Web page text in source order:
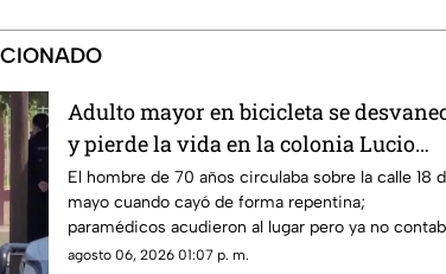
Adulto mayor en bicicleta se
y pierde la vida en la colonia Lucio
Cabañas
El hombre de 70 años circulaba sobre la calle 18
mayo cuando cayó de forma repentina;
paramédicos acudieron al lugar pero ya no
con signos vitales.
agosto 06, 2026 01:07 p. m.